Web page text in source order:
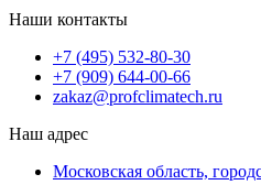
Наши контакты
+7 (495) 532-80-30
+7 (909) 644-00-66
zakaz@profclimatech.ru
Наш адрес
Московская область,